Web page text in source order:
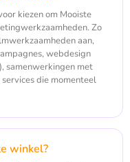
kiezen om Mooiste
Zo
aan,
webdesign
samenwerkingen met
die momenteel
winkel?